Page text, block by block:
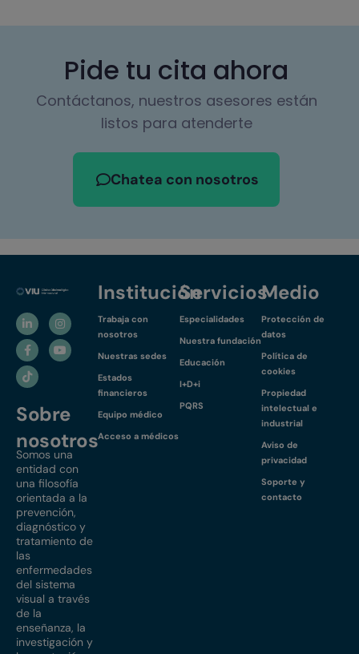
Pide tu cita ahora
Contáctanos, nuestros asesores están
listos para atenderte
Chatea con nosotros
Sobre
nosotros
Somos una
entidad con
una filosofía
orientada a la
prevención,
diagnóstico y
tratamiento de
las
enfermedades
del sistema
visual a través
de la
enseñanza, la
investigación y
Institución
Trabaja con
nosotros
Nuestras sedes
Estados
financieros
Equipo médico
Acceso a médicos
Servicios
Especialidades
Nuestra fundación
Educación
I+D+i
PQRS
Medio
Protección de
datos
Política de
cookies
Propiedad
intelectual e
industrial
Aviso de
privacidad
Soporte y
contacto